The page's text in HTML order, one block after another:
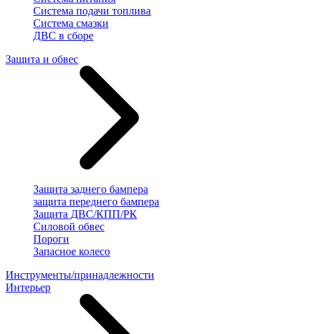
Система подачи топлива
Система смазки
ДВС в сборе
Защита и обвес
Защита заднего бампера
защита переднего бампера
Защита ДВС/КПП/РК
Силовой обвес
Пороги
Запасное колесо
Инструменты/принадлежности
Интерьер